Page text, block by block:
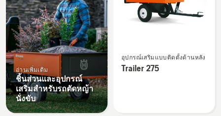
อ่านเพิ่มเติม
ชิ้นส่วนและอุปกรณ์
เสริมสำหรับรถตัดหญ้า
นั่งขับ
ราย
ละเอียด
อุปกรณ์เสริมแบบติดตั้งด้านหลัง
Trailer 275